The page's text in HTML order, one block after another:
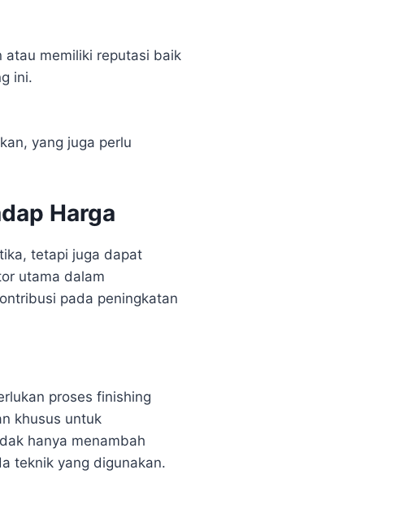
atau memiliki reputasi baik
ini.
yang juga perlu
Harga
tetapi juga dapat
utama dalam
pada peningkatan
proses finishing
khusus untuk
hanya menambah
teknik yang digunakan.